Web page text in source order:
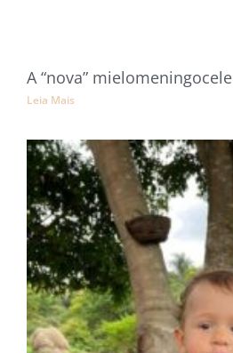
A “nova” mielomeningocele
Leia Mais